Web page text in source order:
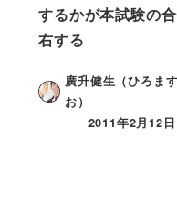
するかが本試験の
右する
廣升健生（ひろま
お）
2011年2月12日